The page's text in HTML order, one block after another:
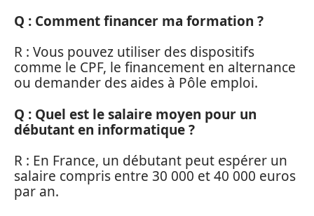
Q : Comment financer ma formation ?
R : Vous pouvez utiliser des dispositifs
comme le CPF, le financement en alternance
ou demander des aides à Pôle emploi.
Q : Quel est le salaire moyen pour un
débutant en informatique ?
R : En France, un débutant peut espérer un
salaire compris entre 30 000 et 40 000 euros
par an.